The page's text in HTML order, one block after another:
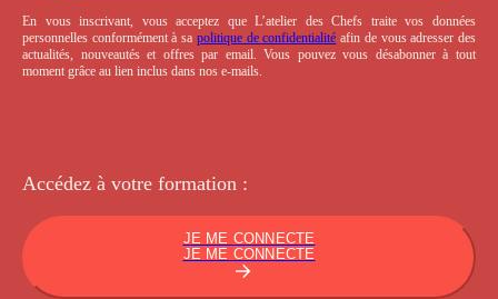
En vous inscrivant, vous acceptez que L’atelier des Chefs traite vos données
personnelles conformément à sa politique de confidentialité afin de vous adresser des
actualités, nouveautés et offres par email. Vous pouvez vous désabonner à tout
moment grâce au lien inclus dans nos e-mails.
Accédez à votre formation :
JE ME CONNECTE
JE ME CONNECTE